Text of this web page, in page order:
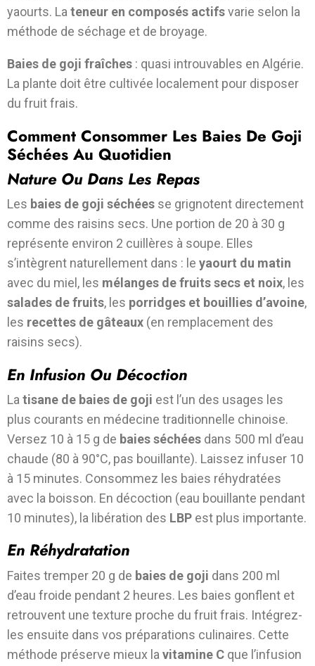
yaourts. La teneur en composés actifsvarie selon la
méthode de séchage et de broyage.
Baies de goji fraîches : quasi introuvables en Algérie.
La plante doit être cultivée localement pour disposer
du fruit frais.
Comment Consommer Les Baies De Goji
Séchées Au Quotidien
Nature Ou Dans Les Repas
Les baies de goji séchées se grignotent directement
comme des raisins secs. Une portion de 20 à 30 g
représente environ 2 cuillères à soupe. Elles
s’intègrent naturellement dans : le yaourt du matin
avec du miel, les mélanges de fruits secs et noix, les
salades de fruits, les porridges et bouillies d’avoine,
les recettes de gâteaux (en remplacement des
raisins secs).
En Infusion Ou Décoction
La tisane de baies de goji est l’un des usages les
plus courants en médecine traditionnelle chinoise.
Versez 10 à 15 g de baies séchées dans 500 ml d’eau
chaude (80 à 90°C, pas bouillante). Laissez infuser 10
à 15 minutes. Consommez les baies réhydratées
avec la boisson. En décoction (eau bouillante pendant
10 minutes), la libération des LBP est plus importante.
En Réhydratation
Faites tremper 20 g de baies de goji dans 200 ml
d’eau froide pendant 2 heures. Les baies gonflent et
retrouvent une texture proche du fruit frais. Intégrez-
les ensuite dans vos préparations culinaires. Cette
méthode préserve mieux la vitamine C que l’infusion